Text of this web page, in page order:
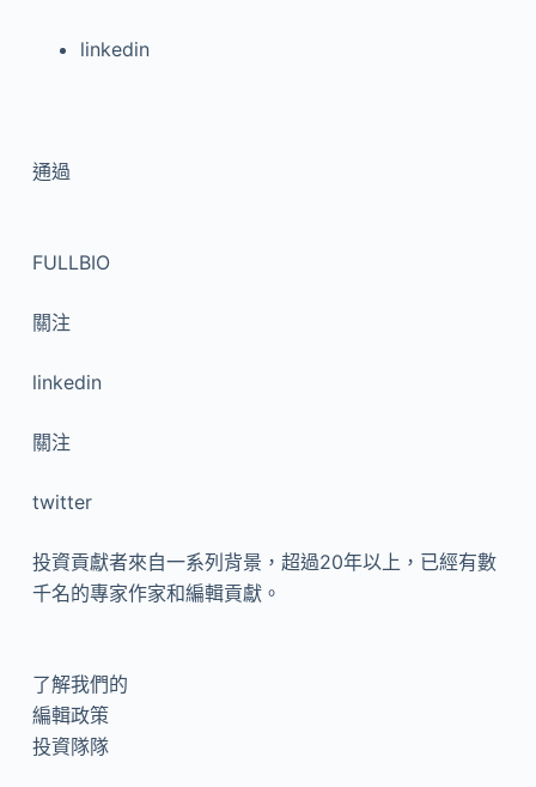
linkedin
通過
FULLBIO
關注
linkedin
關注
twitter
投資貢獻者來自一系列背景，超過20年以上，已經有數
千名的專家作家和編輯貢獻。
了解我們的
編輯政策
投資隊隊